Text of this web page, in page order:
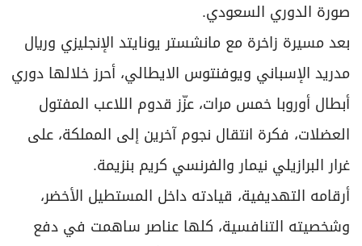
العضلات، فكرة انتقال نجوم آخرين إلى المملكة، على
غرار البرازيلي نيمار والفرنسي كريم بنزيمة.
أرقامه التهديفية، قيادته داخل المستطيل الأخضر،
وشخصيته التنافسية، كلها عناصر ساهمت في دفع
النصر نحو منصة التتويج، خصوصاً بعد قدوم مواطنه
المدرب المخضرم جورج جيسوس.
أضاف رونالدو فصلاً جديداً إلى مسيرته الاستثنائية، وهو
إنجاز يتجاوز مجرد لقب محلي، ليحمل أبعاداً رياضية